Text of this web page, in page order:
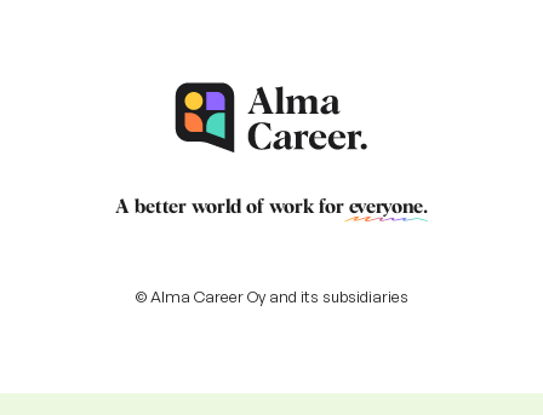
A better world of work for everyone.
© Alma Career Oy and its subsidiaries